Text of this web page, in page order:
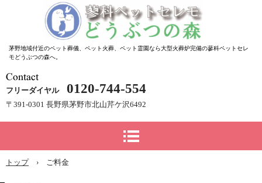
茅野地域付近のペット葬儀、ペット火葬、ペット霊園なら大型火葬炉完備の蓼科ペットセレ
モどうぶつの森へ。
フリーダイヤル 0120-744-554
〒391-0301 長野県茅野市北山芹ケ沢6492
トップ › ご料金